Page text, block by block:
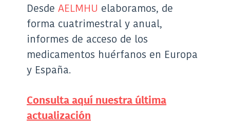
Desde AELMHU elaboramos, de
forma cuatrimestral y anual,
informes de acceso de los
medicamentos huérfanos en Europa
y España.
Consulta aquí nuestra última
actualización